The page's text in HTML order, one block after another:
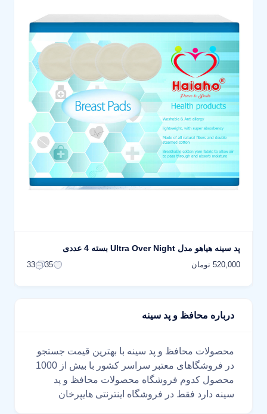
پد سینه هیاهو مدل Ultra Over Night بسته 4 عددی
520,000 تومان 35
33
درباره محافظ و پد سینه
محصولات محافظ و پد سینه با بهترین قیمت جستجو
در فروشگاهای معتبر سراسر کشور با بیش از 1000
محصول کدوم فروشگاه محصولات محافظ و پد
سینه دارد فقط در فروشگاه اینترنتی هایپرخان